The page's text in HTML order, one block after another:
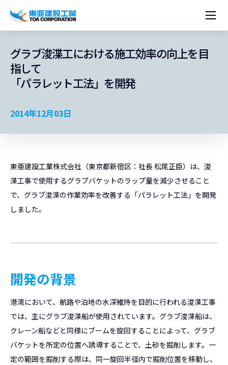
経営理念
トップメッセージ
労働安全衛生・環境・品質方針
営業種目
組織図
ネットワーク
コーポレートメッセージ
沿革
東亜坊や
関連書籍
東亜の歩み ～From 1908 to 2008～
株主・投資家情報
トップメッセージ
中期経営計画資料
IRニュース
最新IR資料
IRカレンダー
シェアードリサーチレポート
経営方針
IRライブラリー
IRイベント
IRサポート
ESGに関する外部評価
実績紹介
施設・用途別
国内から探す
海外から探す
現場レポート
サステナビリティ
トップメッセージ
重要課題とKPI
ESGデータ
環境行動規範
カーボンニュートラルへの取組み
水資源
人権の尊重
健康経営
サプライチェーン・マネジメント
パートナーシップ構築宣言
マルチステークホルダー方針
コーポレートガバナンス
リスクマネジメント
知的財産基本方針
社会貢献活動
技術とサービス
施設・用途から探す
土木技術一覧
所有船舶一覧
海の相談室
冷蔵倉庫の相談室
お問い合わせ
新卒・第二新卒採用情報
カムバック採用
コーポレートメッセージ
グラブ浚渫工における施工効率の向上を目
指して
「パラレット工法」を開発
2014年12月03日
東亜建設工業株式会社（東京都新宿区：社長 松尾正臣）は、浚
渫工事で使用するグラブバケットのラップ量を減少させること
で、グラブ浚渫の作業効率を改善する「パラレット工法」を開発
しました。
開発の背景
港湾において、航路や泊地の水深維持を目的に行われる浚渫工事
では、主にグラブ浚渫船が使用されています。グラブ浚渫船は、
クレーン船などと同様にブームを旋回することによって、グラブ
バケットを所定の位置へ誘導することで、土砂を掘削します。一
定の範囲を掘削する際は、同一旋回半径内で掘削位置を移動し、